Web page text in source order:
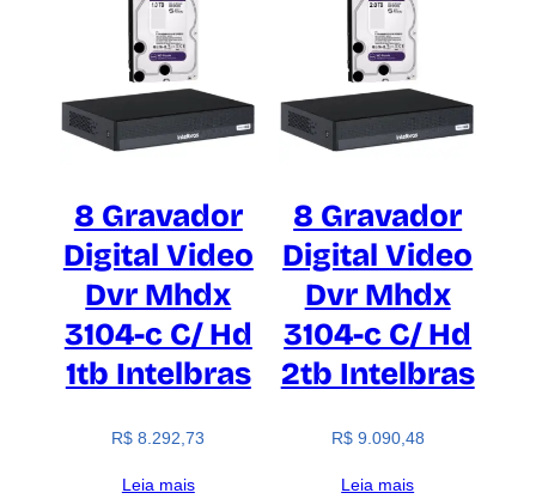
8 Gravador
Digital Video
Dvr Mhdx
3104-c C/ Hd
1tb Intelbras
R$ 8.292,73
Leia mais
8 Gravador
Digital Video
Dvr Mhdx
3104-c C/ Hd
2tb Intelbras
R$9.090,48
Leia mais